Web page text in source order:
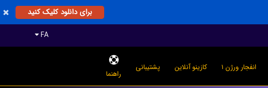
برای دانلود کلیک کنید
FA
انفجار ورژن ۱ کازینو آنلاین پشتیبانی
راهنما